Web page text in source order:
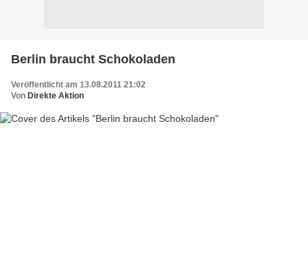
Berlin braucht Schokoladen
Veröffentlicht am 13.08.2011 21:02
Von Direkte Aktion